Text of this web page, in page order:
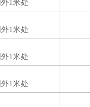
外1米处
外1米处
外1米处
外1米处